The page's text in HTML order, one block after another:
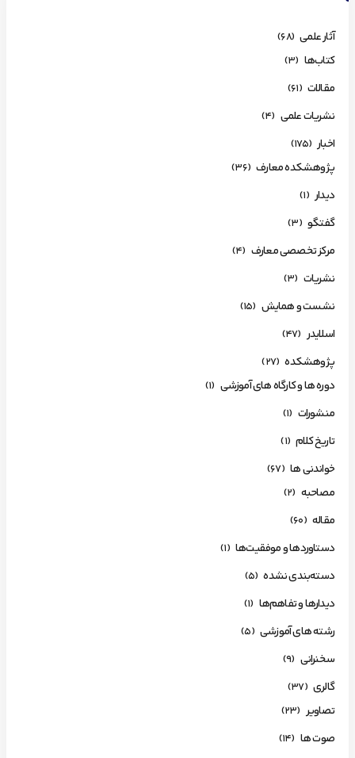
آثار علمی (68)
کتاب‌ها (3)
مقالات (61)
نشریات علمی (4)
اخبار (175)
پژوهشکده معارف (36)
دیدار (1)
گفتگو (3)
مرکز تخصصی معارف (4)
نشریات (3)
نشست و همایش (15)
اسلایدر (47)
پژوهشکده (27)
دوره ها و کارگاه های آموزشی (1)
منشورات (1)
تاریخ کلام (1)
خواندنی ها (67)
مصاحبه (2)
مقاله (60)
دستاوردها و موفقیت‌ها (1)
دسته‌بندی نشده (5)
دیدارها و تفاهم‌ها (1)
رشته های آموزشی (5)
سخنرانی (9)
گالری (37)
تصاویر (23)
صوت ها (14)